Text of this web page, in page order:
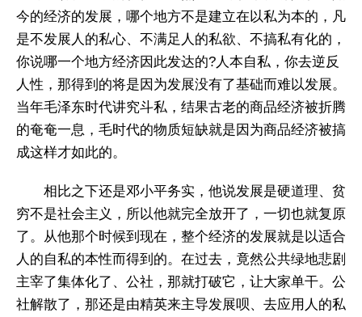
今的经济的发展，哪个地方不是建立在以私为本的，凡
是不发展人的私心、不满足人的私欲、不搞私有化的，
你说哪一个地方经济因此发达的?人本自私，你去逆反
人性，那得到的将是因为发展没有了基础而难以发展。
当年毛泽东时代讲究斗私，结果古老的商品经济被折腾
的奄奄一息，毛时代的物质短缺就是因为商品经济被搞
成这样才如此的。
相比之下还是邓小平务实，他说发展是硬道理、贫
穷不是社会主义，所以他就完全放开了，一切也就复原
了。从他那个时候到现在，整个经济的发展就是以适合
人的自私的本性而得到的。在过去，竟然公共绿地悲剧
主宰了集体化了、公社，那就打破它，让大家单干。公
社解散了，那还是由精英来主导发展呗、去应用人的私